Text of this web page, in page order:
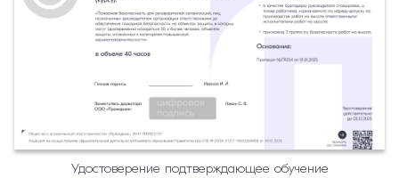
Удостоверение подтверждающее обучение